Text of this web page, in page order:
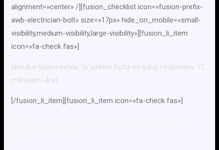
alignment=»center» /][fusion_checklist icon=»fusion-prefix-
awb-electrician-bolt» size=»17px» hide_on_mobile=»small-
visibility,medium-visibility,large-visibility»][fusion_li_item
icon=»fa-check fas»]
Helsårs-tilsynsavtale: Vi sjekker hytta én gang i måneden, 12
måneder i året.
[/fusion_li_item][fusion_li_item icon=»fa-check fas»]